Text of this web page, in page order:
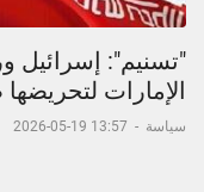
"تسنيم": إسرائيل
الإمارات
سياسة -
13:57 19-05-2026